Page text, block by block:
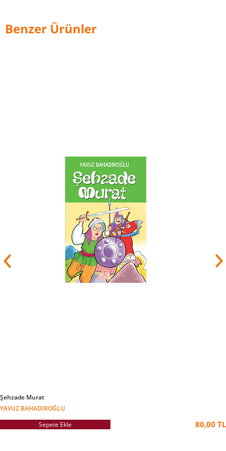
Benzer Ürünler
Şehzade Murat
YAVUZ BAHADIROĞLU
Sepete Ekle
80,00 TL